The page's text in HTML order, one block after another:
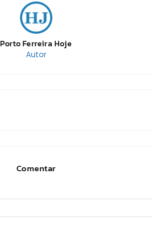
Porto Ferreira Hoje
Autor
Comentar